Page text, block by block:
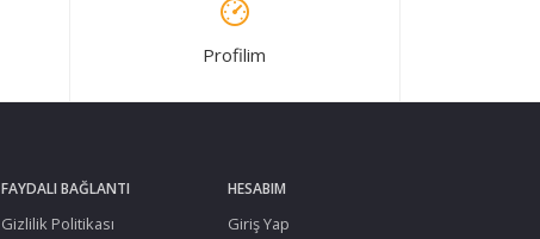
Profilim
FAYDALI BAĞLANTI
Gizlilik Politikası
HESABIM
Giriş Yap